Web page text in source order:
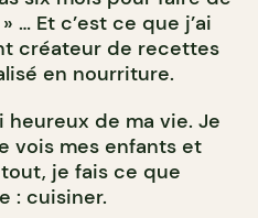
… Et c’est ce que j’ai
créateur de recettes
en nourriture.
heureux de ma vie. Je
vois mes enfants et
je fais ce que
: cuisiner.